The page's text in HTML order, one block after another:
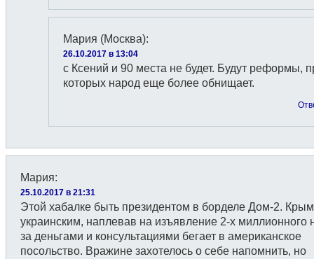
Мария (Москва):
26.10.2017 в 13:04
с Ксений и 90 места не будет. Будут реформы,
которых народ еще более обнищает.
Мария:
25.10.2017 в 21:31
Этой хабалке быть президентом в борделе Дом-2. Крым
украинским, наплевав на изъявление 2-х миллионного
за деньгами и консультациями бегает в американское
посольство. Вражине захотелось о себе напомнить, но